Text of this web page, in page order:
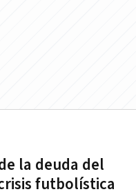
la deuda del
futbolística